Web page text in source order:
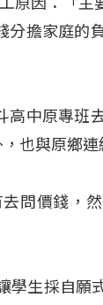
擔家庭的
中原專班
也與原鄉連
問價錢，
生採自願